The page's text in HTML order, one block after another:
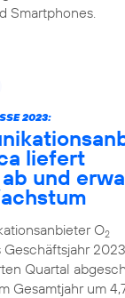
Smartphones.
2023:
liefert
und
O2
Quartal
Gesamtjahr um